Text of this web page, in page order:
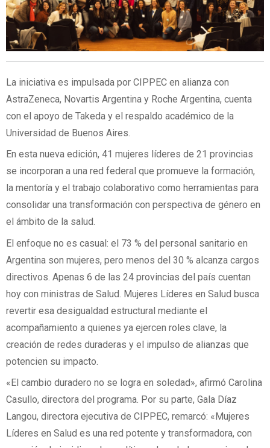
La iniciativa es impulsada por CIPPEC en alianza con
AstraZeneca, Novartis Argentina y Roche Argentina, cuenta
con el apoyo de Takeda y el respaldo académico de la
Universidad de Buenos Aires.
En esta nueva edición, 41 mujeres líderes de 21 provincias
se incorporan a una red federal que promueve la formación,
la mentoría y el trabajo colaborativo como herramientas para
consolidar una transformación con perspectiva de género en
el ámbito de la salud.
El enfoque no es casual: el 73 % del personal sanitario en
Argentina son mujeres, pero menos del 30 % alcanza cargos
directivos. Apenas 6 de las 24 provincias del país cuentan
hoy con ministras de Salud. Mujeres Líderes en Salud busca
revertir esa desigualdad estructural mediante el
acompañamiento a quienes ya ejercen roles clave, la
creación de redes duraderas y el impulso de alianzas que
potencien su impacto.
«El cambio duradero no se logra en soledad», afirmó Carolina
Casullo, directora del programa. Por su parte, Gala Díaz
Langou, directora ejecutiva de CIPPEC, remarcó: «Mujeres
Líderes en Salud es una red potente y transformadora, con